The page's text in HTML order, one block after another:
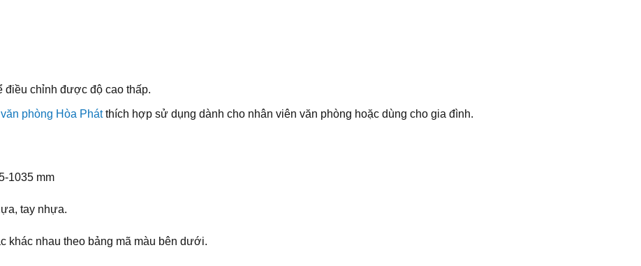
điều chỉnh được độ cao thấp.
phòng Hòa Phátthích hợp sử dụng dành cho nhân viên văn phòng hoặc dùng cho gia đình.
1035 mm
tay nhựa.
khác nhau theo bảng mã màu bên dưới.